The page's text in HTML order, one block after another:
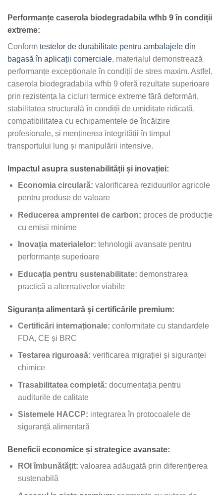
Performanțe caserola biodegradabila wfhb 9 în condiții
extreme:
Conform testelor de durabilitate pentru ambalajele din
bagasă în aplicații comerciale, materialul demonstrează
performanțe excepționale în condiții de stres maxim. Astfel,
caserola biodegradabila wfhb 9 oferă rezultate superioare
prin rezistența la cicluri termice extreme fără deformări,
stabilitatea structurală în condiții de umiditate ridicată,
compatibilitatea cu echipamentele de încălzire
profesionale, și menținerea integrității în timpul
transportului lung și manipulării intensive.
Impactul asupra sustenabilității și inovației:
Economia circulară: valorificarea reziduurilor agricole
pentru produse de valoare
Reducerea amprentei de carbon: proces de producție
cu emisii minime
Inovația materialelor: tehnologii avansate pentru
performanțe superioare
Educația pentru sustenabilitate: demonstrarea
practică a alternativelor viabile
Siguranța alimentară și certificările premium:
Certificări internaționale: conformitate cu standardele
FDA, CE și BRC
Testarea riguroasă: verificarea migrației și siguranței
chimice
Trasabilitatea completă: documentația pentru
auditurile de calitate
Sistemele HACCP: integrarea în protocoalele de
siguranță alimentară
Beneficii economice și strategice avansate:
ROI îmbunătățit: valoarea adăugată prin diferențierea
sustenabilă